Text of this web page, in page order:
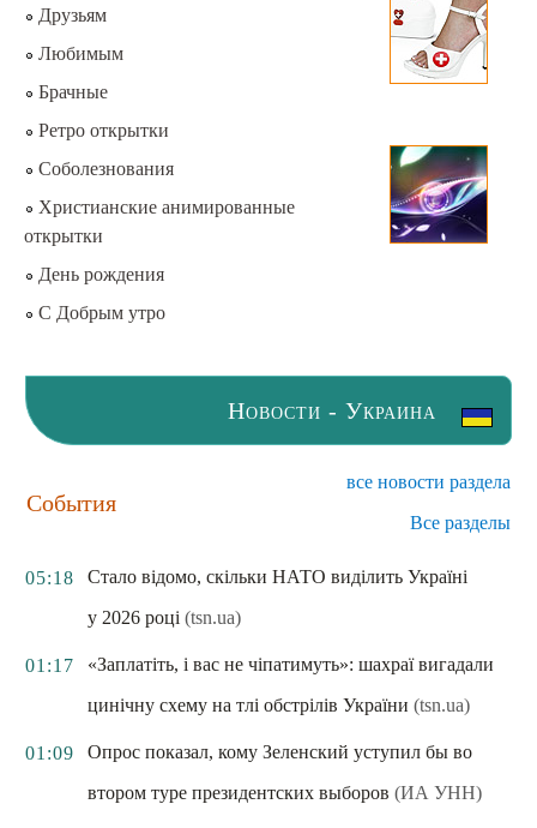
Друзьям
Любимым
Брачные
Ретро открытки
Соболезнования
Христианские анимированные
открытки
День рождения
С Добрым утро
Новости - Украина
События
все новости раздела
Все разделы
05:18
Стало відомо, скільки НАТО виділить Україні
у 2026 році (tsn.ua)
01:17
«Заплатіть, і вас не чіпатимуть»: шахраї вигадали
цинічну схему на тлі обстрілів України (tsn.ua)
01:09
Опрос показал, кому Зеленский уступил бы во
втором туре президентских выборов (ИА УНН)